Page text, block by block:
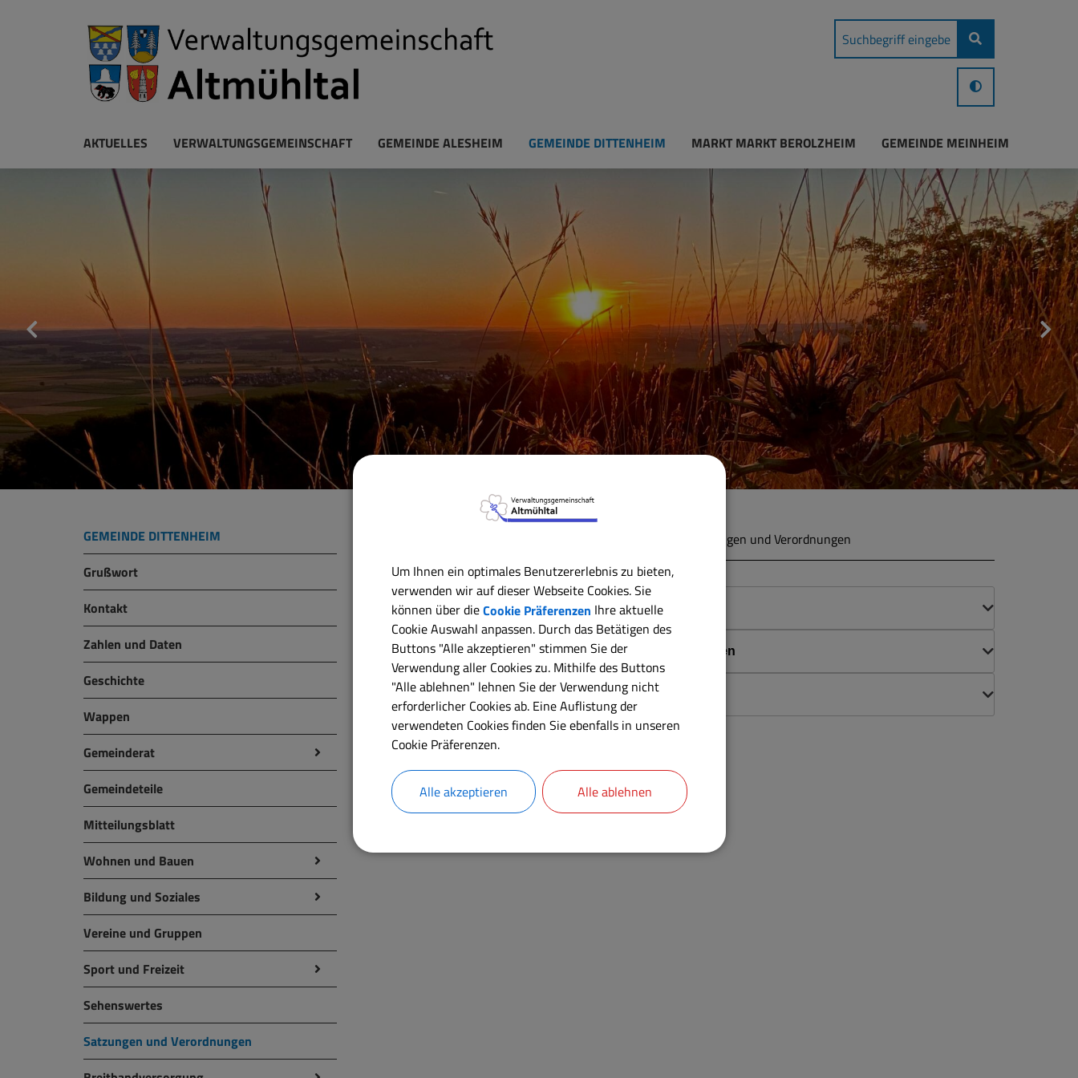
AKTUELLES VERWALTUNGSGEMEINSCHAFT GEMEINDE ALESHEIM GEMEINDE DITTENHEIM MARKT MARKT BEROLZHEIM GEMEINDE MEINHEIM
GEMEINDE DITTENHEIM
Grußwort
Kontakt
Zahlen und Daten
Geschichte
Wappen
Gemeinderat
Gemeindeteile
Mitteilungsblatt
Wohnen und Bauen
Bildung und Soziales
Vereine und Gruppen
Sport und Freizeit
Sehenswertes
Satzungen und Verordnungen
Satzungen und Verordnungen
Satzungen
Verordnungen
Richtlinien
Um Ihnen ein optimales Benutzererlebnis zu bieten,
verwenden wir auf dieser Webseite Cookies. Sie
können über dieCookie Präferenzen Ihre aktuelle
Cookie Auswahl anpassen. Durch das Betätigen des
Buttons "Alle akzeptieren" stimmen Sie der
Verwendung aller Cookies zu. Mithilfe des Buttons
"Alle ablehnen" lehnen Sie der Verwendung nicht
erforderlicher Cookies ab. Eine Auflistung der
verwendeten Cookies finden Sie ebenfalls in unseren
Cookie Präferenzen.
Alle akzeptieren Alle ablehnen